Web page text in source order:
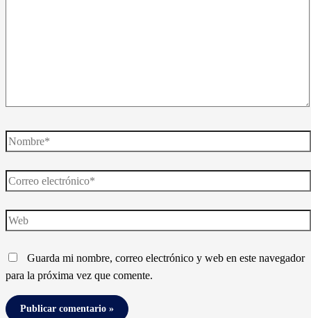
Nombre*
Correo
electrónico*
Web
Guarda mi nombre, correo electrónico y web en este navegador
para la próxima vez que comente.